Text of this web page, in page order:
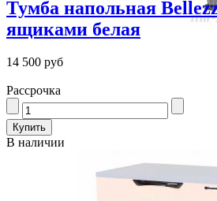
Тумба напольная
ящиками белая
14 500 руб
Рассрочка
В наличии